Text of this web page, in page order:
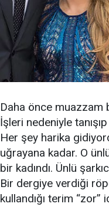
Daha önce muazzam
İşleri nedeniyle
Her şey harika
uğrayana kadar. O
bir kadındı. Ünlü
Bir dergiye verdiği
kullandığı terim “zor”